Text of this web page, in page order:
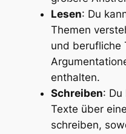
Lesen: Du
Themen
und berufliche
enthalten.
Schreiben:
Texte über
schreiben,